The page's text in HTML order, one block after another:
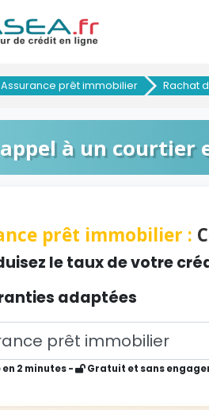
Assurance prêt immobilier Rachat
à un courtier
prêt immobilier :
le taux de votre
adaptées
en 2 minutes - Gratuit et sans